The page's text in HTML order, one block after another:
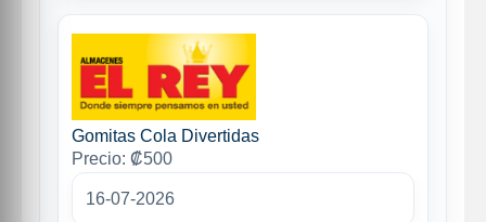
Gomitas Cola Divertidas
Precio: ₡500
16-07-2026